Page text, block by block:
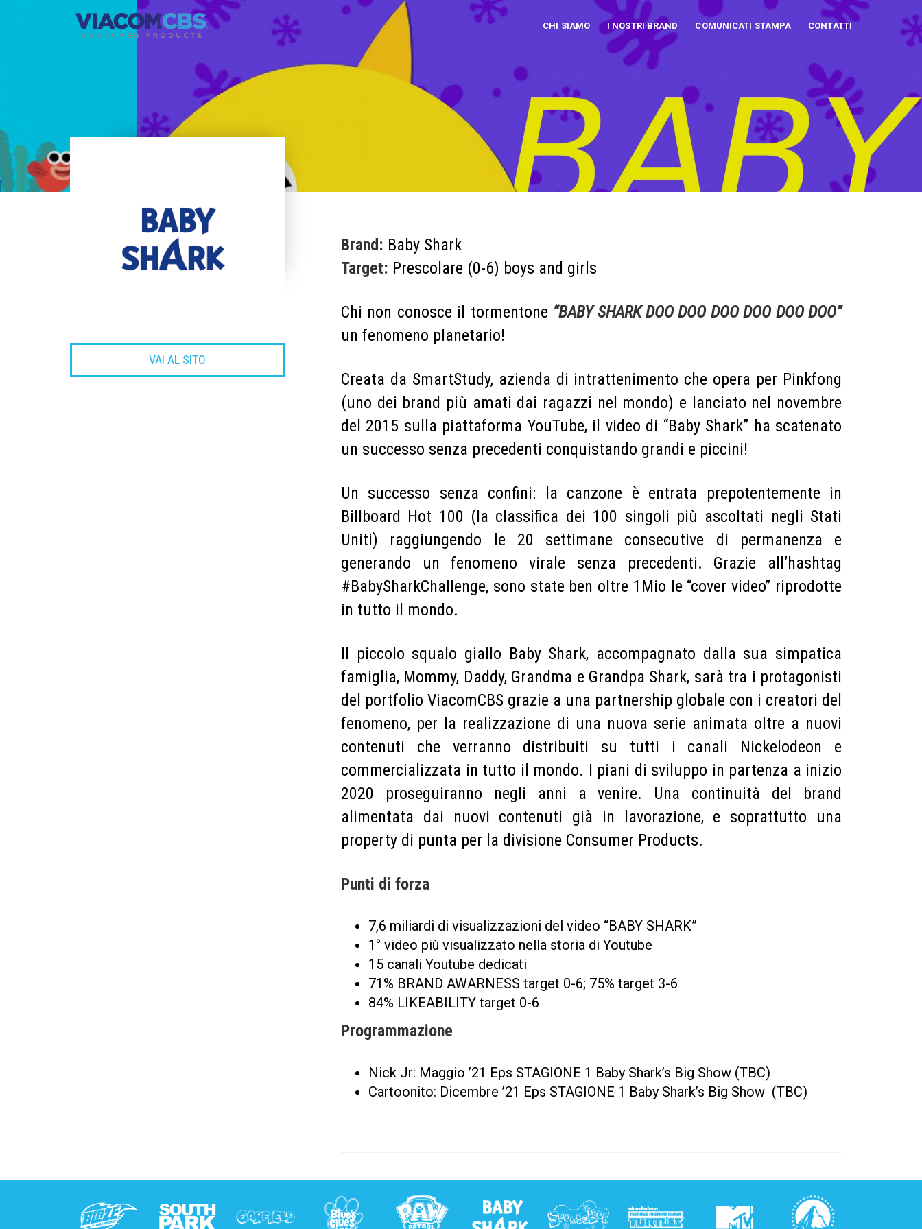
CHI SIAMO I NOSTRI BRAND COMUNICATI STAMPA CONTATTI
VAI AL SITO
Brand: Baby Shark
Target: Prescolare (0-6) boys and girls
Chi non conosce il tormentone “BABY SHARK DOO DOO DOO DOO DOO DOO”
un fenomeno planetario!
Creata da SmartStudy, azienda di intrattenimento che opera per Pinkfong
(uno dei brand più amati dai ragazzi nel mondo) e lanciato nel novembre
del 2015 sulla piattaforma YouTube, il video di “Baby Shark” ha scatenato
un successo senza precedenti conquistando grandi e piccini!
Un successo senza confini: la canzone è entrata prepotentemente in
Billboard Hot 100 (la classifica dei 100 singoli più ascoltati negli Stati
Uniti) raggiungendo le 20 settimane consecutive di permanenza e
generando un fenomeno virale senza precedenti. Grazie all’hashtag
#BabySharkChallenge, sono state ben oltre 1Mio le “cover video” riprodotte
in tutto il mondo.
Il piccolo squalo giallo Baby Shark, accompagnato dalla sua simpatica
famiglia, Mommy, Daddy, Grandma e Grandpa Shark, sarà tra i protagonisti
del portfolio ViacomCBS grazie a una partnership globale con i creatori del
fenomeno, per la realizzazione di una nuova serie animata oltre a nuovi
contenuti che verranno distribuiti su tutti i canali Nickelodeon e
commercializzata in tutto il mondo. I piani di sviluppo in partenza a inizio
2020 proseguiranno negli anni a venire. Una continuità del brand
alimentata dai nuovi contenuti già in lavorazione, e soprattutto una
property di punta per la divisione Consumer Products.
Punti di forza
7,6 miliardi di visualizzazioni del video “BABY SHARK”
1° video più visualizzato nella storia di Youtube
15 canali Youtube dedicati
71% BRAND AWARNESS target 0-6; 75% target 3-6
84% LIKEABILITY target 0-6
Programmazione
Nick Jr: Maggio ’21 Eps STAGIONE 1 Baby Shark’s Big Show (TBC)
Cartoonito: Dicembre ’21 Eps STAGIONE 1 Baby Shark’s Big Show (TBC)